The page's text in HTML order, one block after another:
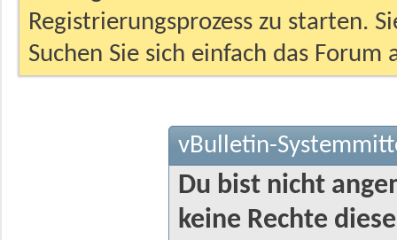
Registrierungsprozess zu starten.
Suchen Sie sich einfach das
vBulletin-
Du bist nicht
keine Rechte